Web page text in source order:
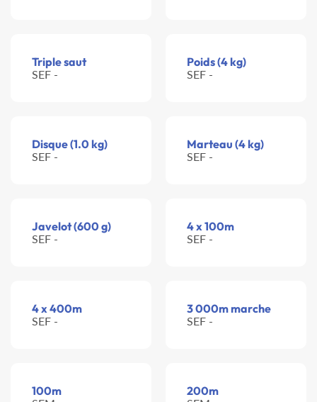
Triple saut
SEF -
Poids (4 kg)
SEF -
Disque (1.0 kg)
SEF -
Marteau (4 kg)
SEF -
Javelot (600 g)
SEF -
4 x 100m
SEF -
4 x 400m
SEF -
3 000m marche
SEF -
100m 200m